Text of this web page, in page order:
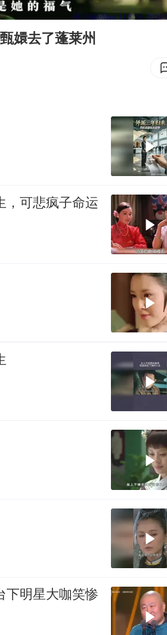
颗”
棚
03:38
嬛去了蓬莱州
，可悲疯子命运
下明星大咖笑惨